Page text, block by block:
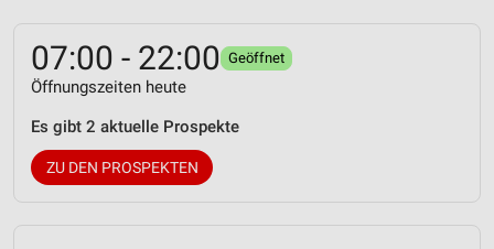
07:00 - 22:00 Geöffnet
Öffnungszeiten heute
Es gibt 2 aktuelle Prospekte
ZU DEN PROSPEKTEN